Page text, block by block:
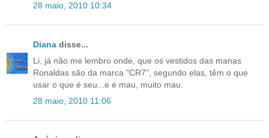
28 maio, 2010 10:34
Diana disse...
Li, já não me lembro onde, que os vestidos das manas
Ronaldas são da marca "CR7", segundo elas, têm o que
usar o que é seu...e é mau, muito mau.
28 maio, 2010 11:06